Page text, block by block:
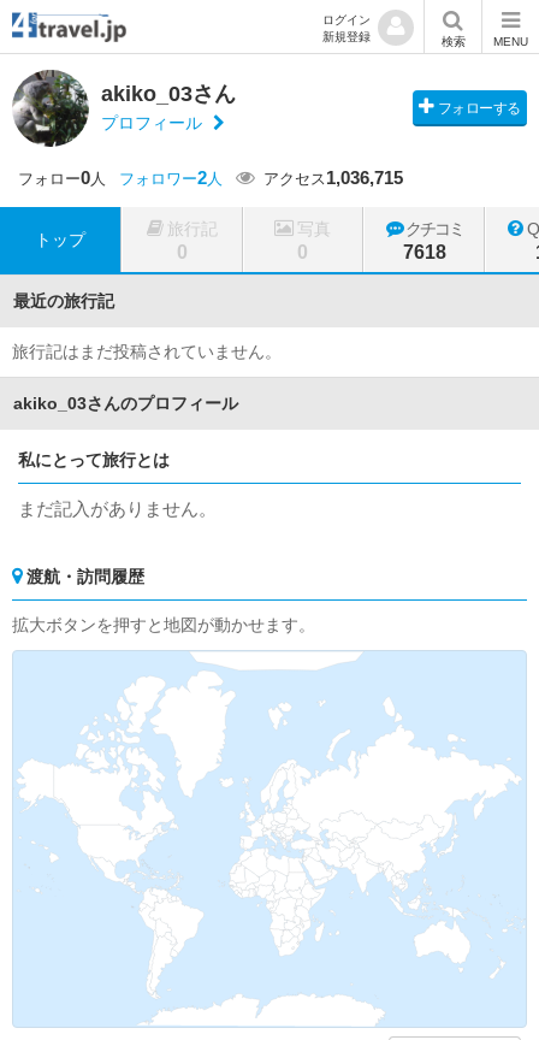
ログイン
新規登録
検索 MENU
akiko_03さん
プロフィール
フォローする
フォロー0人 フォロワー2人 アクセス1,036,715
トップ
旅行記
0
写真
0
クチコミ
7618
最近の旅行記
旅行記はまだ投稿されていません。
akiko_03さんのプロフィール
私にとって旅行とは
まだ記入がありません。
渡航・訪問履歴
拡大ボタンを押すと地図が動かせます。